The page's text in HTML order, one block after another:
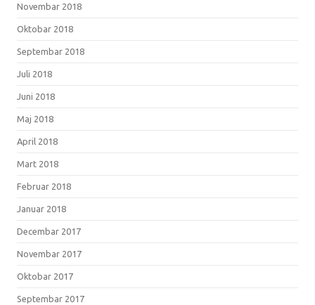
Novembar 2018
Oktobar 2018
Septembar 2018
Juli 2018
Juni 2018
Maj 2018
April 2018
Mart 2018
Februar 2018
Januar 2018
Decembar 2017
Novembar 2017
Oktobar 2017
Septembar 2017